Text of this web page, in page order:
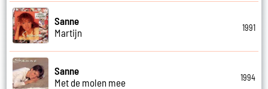
Sanne
Martijn
1991
Sanne
Met de molen mee
1994